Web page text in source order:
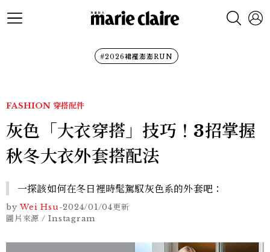
#2026裙襬澎澎RUN
FASHION 穿搭配件
灰色「大衣穿搭」技巧！3招掌握
秋冬大衣外套搭配法
一探該如何在冬日裡時髦駕馭灰色系的外套吧：
by Wei Hsu-2024/01/04更新
圖片來源 / Instagram